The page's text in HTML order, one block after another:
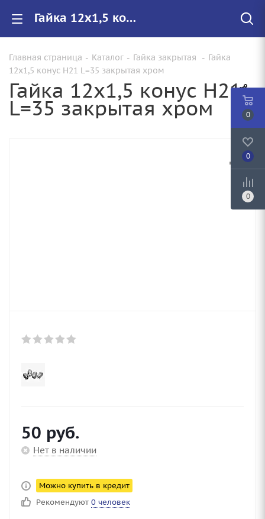
Гайка 12х1,5 конус H21 L=35 закрытая хром купить в Саратове, цены с доставкой
Главная страница - Каталог - Гайка закрытая - Гайка
12х1,5 конус H21 L=35 закрытая хром
Гайка 12х1,5 конус H21
L=35 закрытая хром
50 руб.
Нет в наличии
Можно купить в кредит
Рекомендуют 0 человек
0
0
0